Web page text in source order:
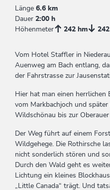
Länge 6.6 km
Dauer 2:00 h
Höhenmeter
242 hm
Vom Hotel Staffler in
Auenweg am Bach entlang,
der Fahrstrasse zur
Hier hat man einen herrlichen
vom Markbachjoch und
Wildschönau bis zur
Der Weg führt auf einem
Wildgehege. Die Rothirsche
nicht sonderlich stören und
Durch den Wald geht es
Lichtung ein kleines
„Little Canada“ trägt. Und